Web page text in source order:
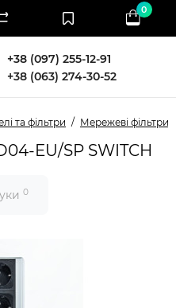
+38 (097) 255-12-91
+38 (063) 274-30-52
0
та фільтри Мережеві фільтри
EU/SP SWITCH
0